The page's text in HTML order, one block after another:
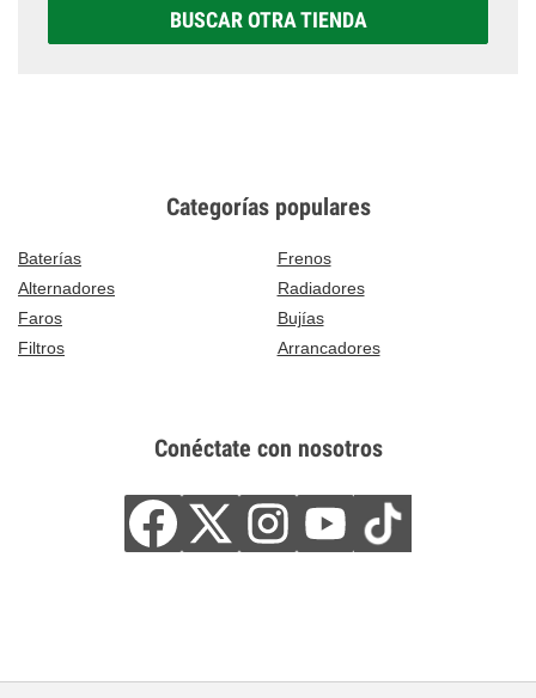
BUSCAR OTRA TIENDA
Categorías populares
Baterías
Frenos
Alternadores
Radiadores
Faros
Bujías
Filtros
Arrancadores
Conéctate con nosotros